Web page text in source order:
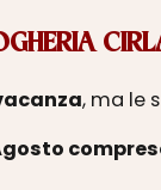
, ma le